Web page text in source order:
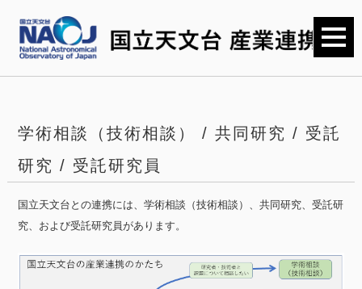
学術相談（技術相談） / 共同研究 / 受託
研究 / 受託研究員
国立天文台との連携には、学術相談（技術相談）、共同研究、受託研
究、および受託研究員があります。